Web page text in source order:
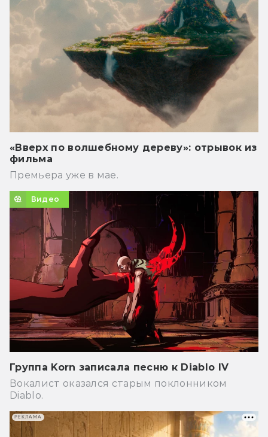
«Вверх по волшебному дереву»: отрывок из
фильма
Премьера уже в мае.
Видео
Группа Korn записала песню к Diablo IV
Вокалист оказался старым поклонником
Diablo.
РЕКЛАМА